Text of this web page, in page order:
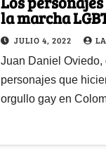
la marcha
JULIO 4, 2022
Juan Daniel Oviedo,
personajes que
orgullo gay en